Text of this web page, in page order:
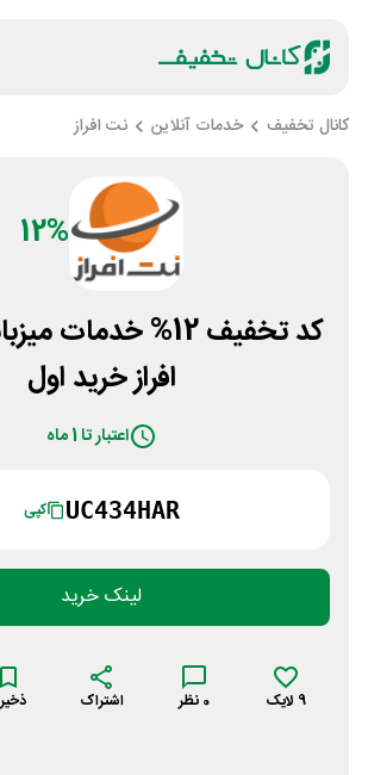
کانال تخفیف خدمات آنلاین نت افراز
12%
کد تخفیف 12%
افراز خرید اول
اعتبار تا 1 ماه
UC434HAR کپی
لینک خرید
9 لایک 0 نظر اشتراک